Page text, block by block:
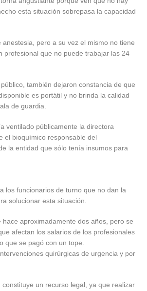
esta situación sobrepasa la capacidad
pero a su vez el mismo no tiene
profesional que no puede trabajar las 24
también dejaron constancia de que
es portátil y no brinda la calidad
de guardia.
ventilado públicamente la directora
el bioquímico responsable del
la entidad que sólo tenía insumos para
los funcionarios de turno que no dan la
solucionar esta situación.
aproximadamente dos años, pero se
afectan los salarios de los profesionales
que se pagó con un tope.
quirúrgicas de urgencia y por
un recurso legal, ya que realizar